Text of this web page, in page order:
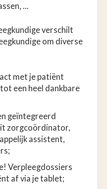
...
verschilt
om diverse
met je patiënt
een heel dankbare
geïntegreerd
zorgcoördinator,
assistent,
Verpleegdossiers
af via je tablet;